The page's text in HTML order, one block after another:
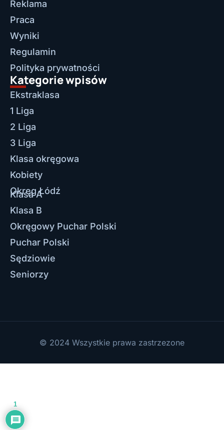
Reklama
Praca
Wyniki
Regulamin
Polityka prywatności
Kategorie wpisów
Ekstraklasa
1 Liga
2 Liga
3 Liga
Klasa okręgowa
Kobiety
Okręg Łódź
Klasa A
Klasa B
Okręgowy Puchar Polski
Puchar Polski
Sędziowie
Seniorzy
© 2024 Wszystkie prawa zastrzezone
1